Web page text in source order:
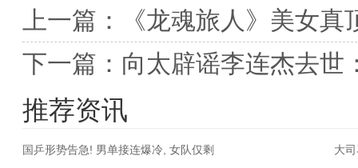
上一篇：
《龙魂旅人》美女
下一篇： 向太辟谣李连杰去世
推荐资讯
国乒形势告急! 男单接连爆冷, 女队仅剩
大